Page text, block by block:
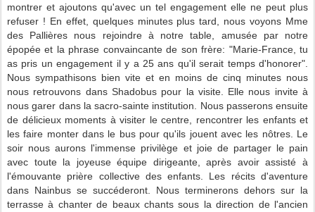
montrer et ajoutons qu'avec un tel engagement elle ne peut plus
refuser ! En effet, quelques minutes plus tard, nous voyons Mme
des Pallières nous rejoindre à notre table, amusée par notre
épopée et la phrase convaincante de son frère: "Marie-France, tu
as pris un engagement il y a 25 ans qu'il serait temps d'honorer".
Nous sympathisons bien vite et en moins de cinq minutes nous
nous retrouvons dans Shadobus pour la visite. Elle nous invite à
nous garer dans la sacro-sainte institution. Nous passerons ensuite
de délicieux moments à visiter le centre, rencontrer les enfants et
les faire monter dans le bus pour qu'ils jouent avec les nôtres. Le
soir nous aurons l'immense privilège et joie de partager le pain
avec toute la joyeuse équipe dirigeante, après avoir assisté à
l'émouvante prière collective des enfants. Les récits d'aventure
dans Nainbus se succéderont. Nous terminerons dehors sur la
terrasse à chanter de beaux chants sous la direction de l'ancien